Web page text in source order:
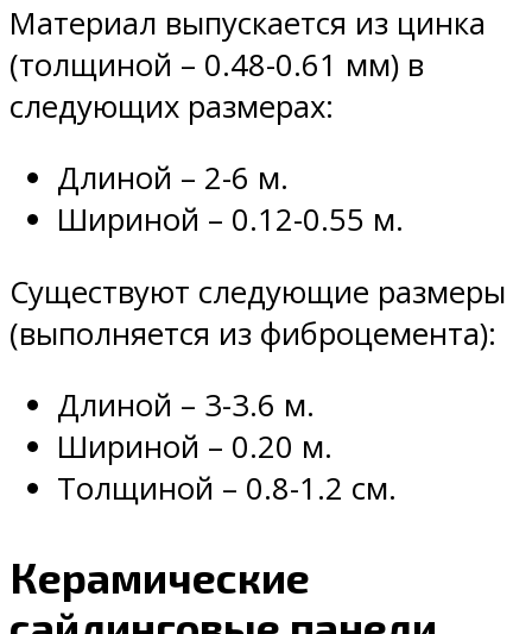
Материал выпускается из цинка
(толщиной – 0.48-0.61 мм) в
следующих размерах:
Длиной – 2-6 м.
Шириной – 0.12-0.55 м.
Существуют следующие размеры
(выполняется из фиброцемента):
Длиной – 3-3.6 м.
Шириной – 0.20 м.
Толщиной – 0.8-1.2 см.
Керамические